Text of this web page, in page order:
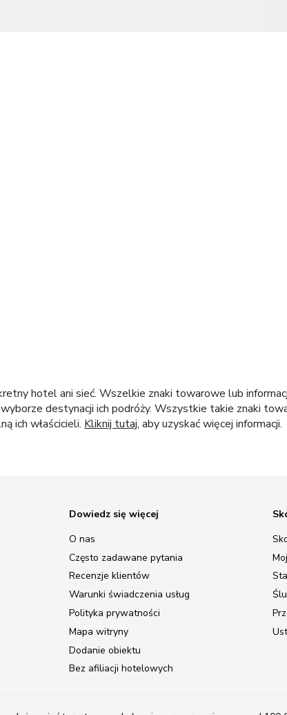
hotel ani sieć. Wszelkie znaki towarowe lub
destynacji ich podróży. Wszystkie takie znaki
ich właścicieli. Kliknij tutaj, aby uzyskać więcej informacji.
Dowiedz się więcej
O nas
Często zadawane pytania
Recenzje klientów
Warunki świadczenia usług
Polityka prywatności
Mapa witryny
Dodanie obiektu
Bez afiliacji hotelowych